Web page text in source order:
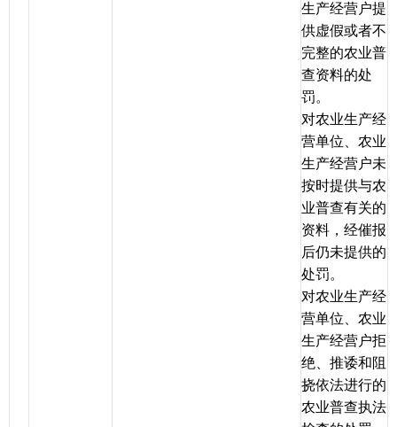
生产经营户提
供虚假或者不
完整的农业普
查资料的处
罚。
对农业生产经
营单位、农业
生产经营户未
按时提供与农
业普查有关的
资料，经催报
后仍未提供的
处罚。
对农业生产经
营单位、农业
生产经营户拒
绝、推诿和阻
挠依法进行的
农业普查执法